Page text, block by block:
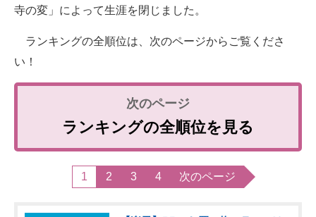
寺の変」によって生涯を閉じました。
ランキングの全順位は、次のページからご覧くださ
い！
ランキングの全順位を見る
1 2 3 4 次のページ